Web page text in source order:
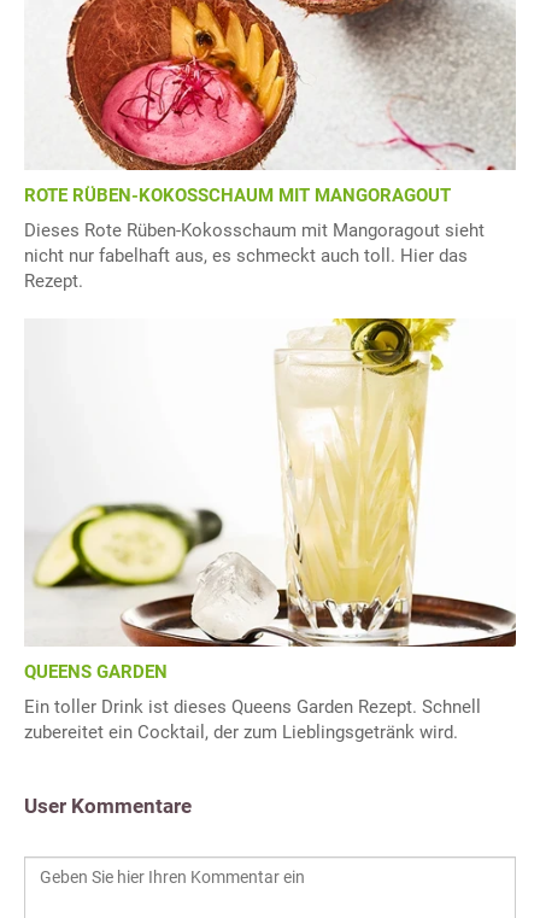
ROTE RÜBEN-KOKOSSCHAUM MIT MANGORAGOUT
Dieses Rote Rüben-Kokosschaum mit Mangoragout sieht
nicht nur fabelhaft aus, es schmeckt auch toll. Hier das
Rezept.
QUEENS GARDEN
Ein toller Drink ist dieses Queens Garden Rezept. Schnell
zubereitet ein Cocktail, der zum Lieblingsgetränk wird.
User Kommentare